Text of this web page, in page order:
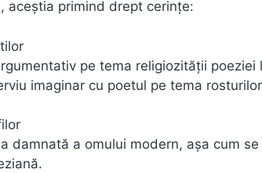
aceștia primind drept cerințe:
pe tema religiozității poeziei
imaginar cu poetul pe tema
damnată a omului modern, așa cum